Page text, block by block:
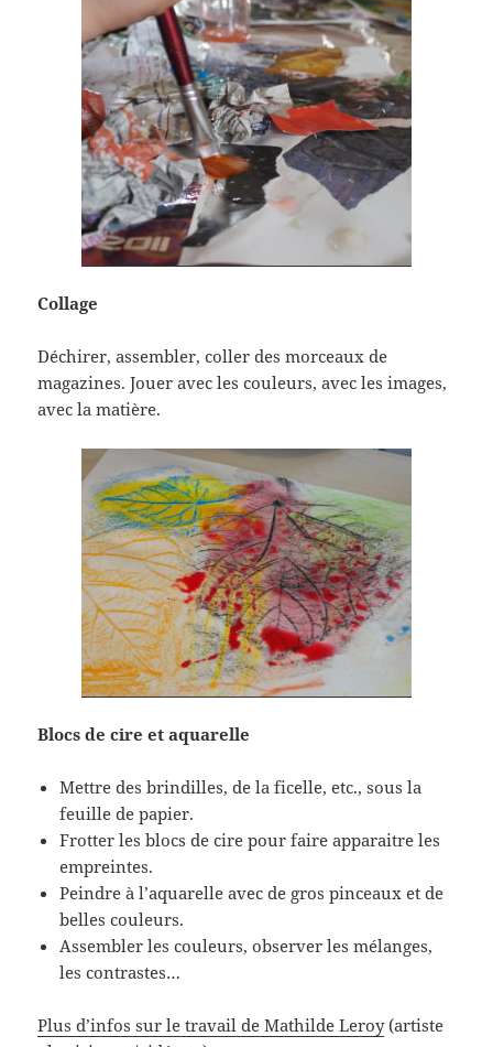
Collage
Déchirer, assembler, coller des morceaux de
magazines. Jouer avec les couleurs, avec les images,
avec la matière.
Blocs de cire et aquarelle
Mettre des brindilles, de la ficelle, etc., sous la
feuille de papier.
Frotter les blocs de cire pour faire apparaitre les
empreintes.
Peindre à l’aquarelle avec de gros pinceaux et de
belles couleurs.
Assembler les couleurs, observer les mélanges,
les contrastes…
Plus d’infos sur le travail de Mathilde Leroy(artiste